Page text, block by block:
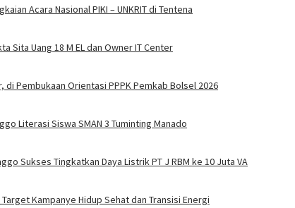
Acara Nasional PIKI – UNKRIT di Tentena
Sita Uang 18 M EL dan Owner IT Center
di Pembukaan Orientasi PPPK Pemkab Bolsel 2026
Literasi Siswa SMAN 3 Tuminting Manado
Sukses Tingkatkan Daya Listrik PT J RBM ke 10 Juta VA
Kampanye Hidup Sehat dan Transisi Energi